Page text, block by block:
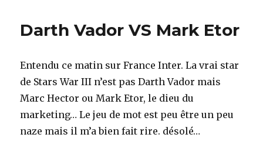
référendum
Mai
?
Darth Vador VS Mark Etor
Entendu ce matin sur France Inter. La vrai star
de Stars War III n’est pas Darth Vador mais
Marc Hector ou Mark Etor, le dieu du
marketing… Le jeu de mot est peu être un peu
naze mais il m’a bien fait rire. désolé…